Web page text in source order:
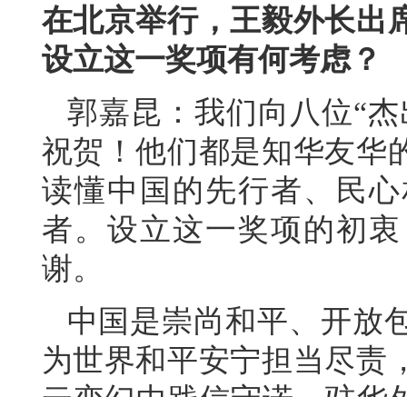
在北京举行，王毅外长出
设立这一奖项有何考虑？
郭嘉昆：我们向八位“
祝贺！他们都是知华友华
读懂中国的先行者、民
者。设立这一奖项的初
谢。
中国是崇尚和平、开放
为世界和平安宁担当尽责